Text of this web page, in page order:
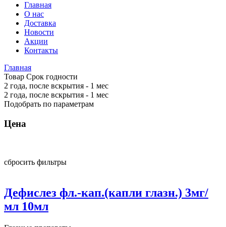
Главная
О нас
Доставка
Новости
Акции
Контакты
Главная
Товар Срок годности
2 года, после вскрытия - 1 мес
2 года, после вскрытия - 1 мес
Подобрать по параметрам
Цена
сбросить фильтры
Дефислез фл.-кап.(капли глазн.) 3мг/
мл 10мл